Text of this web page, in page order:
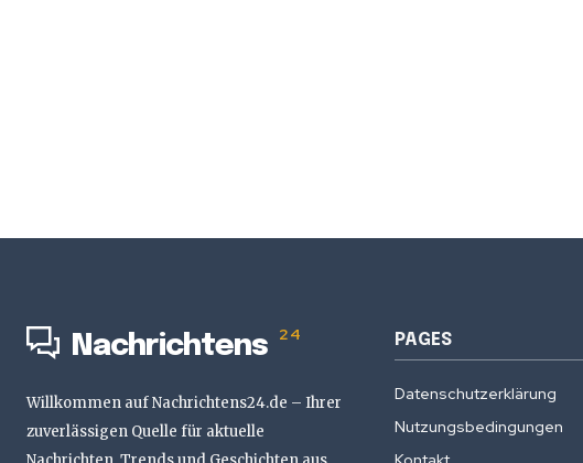
Nachrichtens 24
Willkommen auf Nachrichtens24.de – Ihrer
zuverlässigen Quelle für aktuelle
PAGES
Datenschutzerklärung
Nutzungsbedingungen